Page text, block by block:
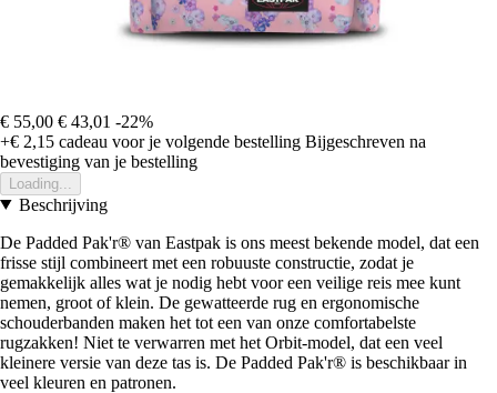
€ 55,00 € 43,01 -22%
+€ 2,15 cadeau voor je volgende bestelling Bijgeschreven na
bevestiging van je bestelling
Loading...
Beschrijving
De Padded Pak'r® van Eastpak is ons meest bekende model, dat een
frisse stijl combineert met een robuuste constructie, zodat je
gemakkelijk alles wat je nodig hebt voor een veilige reis mee kunt
nemen, groot of klein. De gewatteerde rug en ergonomische
schouderbanden maken het tot een van onze comfortabelste
rugzakken! Niet te verwarren met het Orbit-model, dat een veel
kleinere versie van deze tas is. De Padded Pak'r® is beschikbaar in
veel kleuren en patronen.